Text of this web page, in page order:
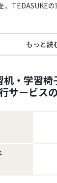
、TEDASUKE
もっと読
机・学習椅
サービス